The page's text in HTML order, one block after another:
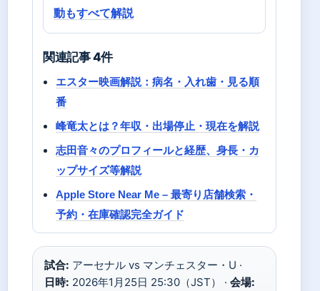
動もすべて解説
関連記事 4件
エスター映画解説：病名・入れ歯・見る順
番
峰竜太とは？年収・出場停止・現在を解説
志田音々のプロフィールと経歴、身長・カ
ップサイズ等解説
Apple Store Near Me – 最寄り店舗検索・
予約・在庫確認完全ガイド
試合: アーセナル vs マンチェスター・U ·
日時: 2026年1月25日 25:30（JST） · 会場: